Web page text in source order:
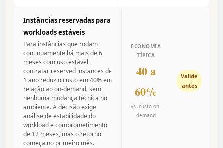
Instâncias reservadas para
workloads estáveis
Para instâncias que rodam
continuamente há mais de 6
meses com uso estável,
contratar reserved instances de
1 ano reduz o custo em 40% em
relação ao on-demand, sem
nenhuma mudança técnica no
ambiente. A decisão exige
análise de estabilidade do
workload e comprometimento
de 12 meses, mas o retorno
começa no primeiro mês.
ECONOMIA
TÍPICA
40 a
60%
vs. custo on-
demand
Valide
antes